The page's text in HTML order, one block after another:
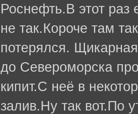
Роснефть.В этот раз
не так.Короче там
потерялся.
до Североморска
кипит.С неё в
залив.Ну так вот.По